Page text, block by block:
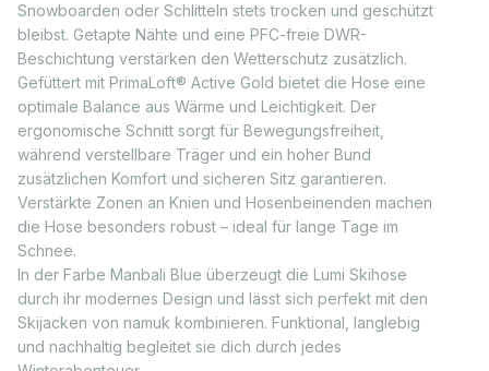
Snowboarden oder Schlitteln stets trocken und geschützt
bleibst. Getapte Nähte und eine PFC-freie DWR-
Beschichtung verstärken den Wetterschutz zusätzlich.
Gefüttert mit PrimaLoft® Active Gold bietet die Hose eine
optimale Balance aus Wärme und Leichtigkeit. Der
ergonomische Schnitt sorgt für Bewegungsfreiheit,
während verstellbare Träger und ein hoher Bund
zusätzlichen Komfort und sicheren Sitz garantieren.
Verstärkte Zonen an Knien und Hosenbeinenden machen
die Hose besonders robust – ideal für lange Tage im
Schnee.
In der Farbe Manbali Blue überzeugt die Lumi Skihose
durch ihr modernes Design und lässt sich perfekt mit den
Skijacken von namuk kombinieren. Funktional, langlebig
und nachhaltig begleitet sie dich durch jedes